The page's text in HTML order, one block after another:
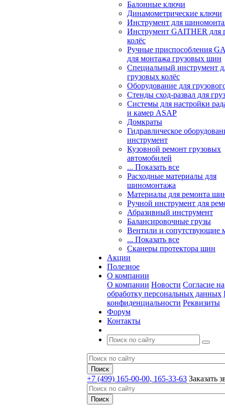
Балонные ключи
Динамометрические ключи
Инструмент для
Инструмент GAITHER для
колёс
Ручные приспособления
для монтажа грузовых шин
Специальный инструмент
грузовых колёс
Оборудование для
Стенды сход-развал для
Системы для настройки
и камер ASAP
Домкраты
Гидравлическое
инструмент
Кузовной ремонт грузовых
автомобилей
... Показать все
Расходные материалы для
шиномонтажа
Материалы для ремонта
Ручной инструмент для
Абразивный инструмент
Балансировочные грузы
Вентили и сопутствующие
... Показать все
Сканеры протектора шин
Акции
Полезное
О компании
О компании Новости Согласие на
обработку персональных данных
конфиденциальности Реквизиты
Форум
Контакты
+7 (499) 165-00-00, 165-33-63 Заказать